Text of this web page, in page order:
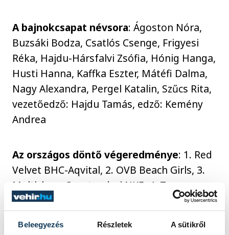
Beleegyezés Részletek A sütikről
A bajnokcsapat névsora: Ágoston Nóra,
Buzsáki Bodza, Csatlós Csenge, Frigyesi
Réka, Hajdu-Hársfalvi Zsófia, Hónig Hanga,
Husti Hanna, Kaffka Eszter, Mátéfi Dalma,
Nagy Alexandra, Pergel Katalin, Szűcs Rita,
vezetőedző: Hajdu Tamás, edző: Kemény
Andrea
Az országos döntő végeredménye: 1. Red
Velvet BHC-Aqvital, 2. OVB Beach Girls, 3.
Multichem-Szentendrei NKE, 4. Tempo
Lupa-Donna Mamma, 5. Venice Beach Girls,
6. Nyúlon Túl, 7. RV New Wave-Fitrade, 8.
Beach Angels, 9. Bajos Csajok, 10.